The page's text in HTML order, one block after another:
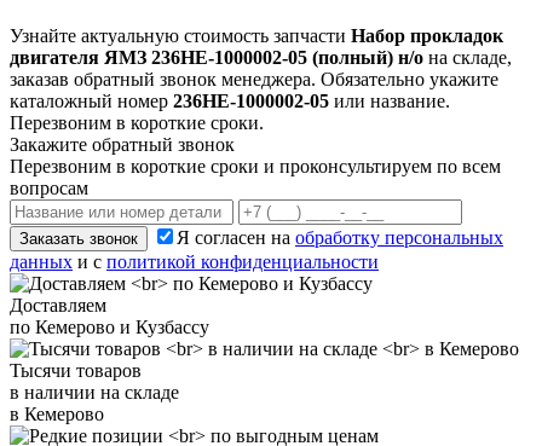
Узнайте актуальную стоимость запчасти Набор прокладок
двигателя ЯМЗ 236НЕ-1000002-05 (полный) н/о на складе,
заказав обратный звонок менеджера. Обязательно укажите
каталожный номер 236НЕ-1000002-05 или название.
Перезвоним в короткие сроки.
Закажите обратный звонок
Перезвоним в короткие сроки и проконсультируем по всем
вопросам
Заказать звонок Я согласен на обработку персональных
данных и с политикой конфиденциальности
Доставляем
по Кемерово и Кузбассу
Тысячи товаров
в наличии на складе
в Кемерово